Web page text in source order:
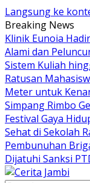
Langsung ke
Breaking News
Klinik Eunoia
Alami dan
Sistem Kuliah
Ratusan
Meter untuk
Simpang Rimbo
Festival Gaya
Sehat di Sekolah
Pembunuhan
Dijatuhi Sanksi